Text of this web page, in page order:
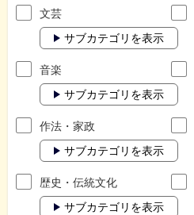
文芸
サブカテゴリを表示
音楽
サブカテゴリを表示
作法・家政
サブカテゴリを表示
歴史・伝統文化
サブカテゴリを表示